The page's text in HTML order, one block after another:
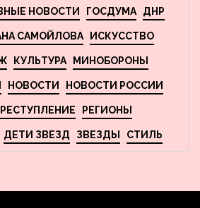
НОВОСТИ ГОСДУМА ДНР
САМОЙЛОВА ИСКУССТВО
КУЛЬТУРА МИНОБОРОНЫ
НОВОСТИ НОВОСТИ РОССИИ
РЕГИОНЫ
ДЕТИ ЗВЕЗД ЗВЕЗДЫ СТИЛЬ